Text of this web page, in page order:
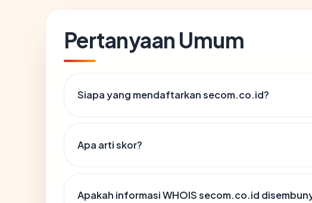
Pertanyaan Umum
Siapa yang mendaftarkan secom.co.id?
Apa arti skor?
Apakah informasi WHOIS secom.co.id